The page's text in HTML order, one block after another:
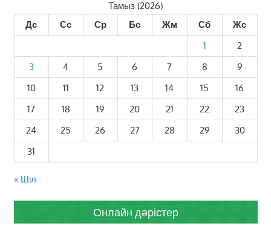
Тамыз (2026)
Дс
Сс Ср Бс Жм Сб
Жс
1
2
3
4 5 6 7 8
9
10
11 12 13 14 15
16
17
18 19 20 21 22
23
24
25 26 27 28 29
30
31
« Шіл
Онлайн дәрістер